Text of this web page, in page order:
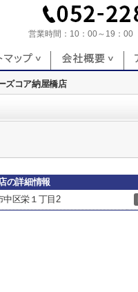
営業時間： 10：00～19：00
ズコア納屋橋店
の詳細情報
中区栄１丁目2